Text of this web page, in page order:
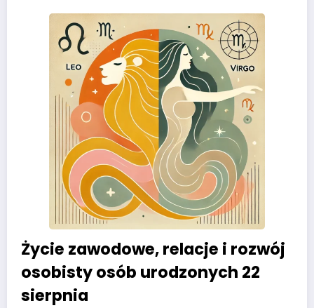
Życie zawodowe, relacje i rozwój
osobisty osób urodzonych 22
sierpnia